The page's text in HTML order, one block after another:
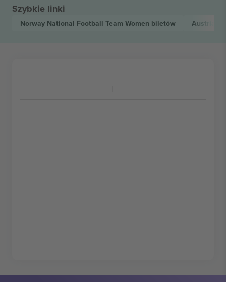
Szybkie linki
Norway National Football Team Women biletów Austria